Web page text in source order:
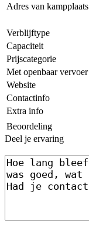
Adres van kampplaats
Verblijftype
Capaciteit
Prijscategorie
Met openbaar vervoer
Website
Contactinfo
Extra info
Beoordeling
Deel je ervaring